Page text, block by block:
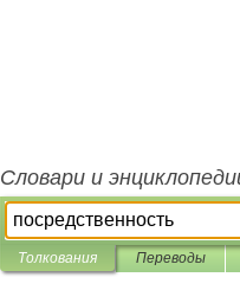
Словари и
Толкования Переводы